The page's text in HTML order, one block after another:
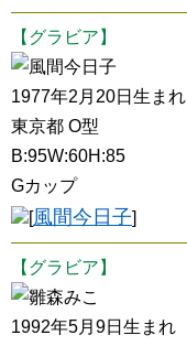
【グラビア】
風間今日子
1977年2月20日生まれ
東京都 O型
B:95W:60H:85
Gカップ
[風間今日子]
【グラビア】
雛森みこ
1992年5月9日生まれ